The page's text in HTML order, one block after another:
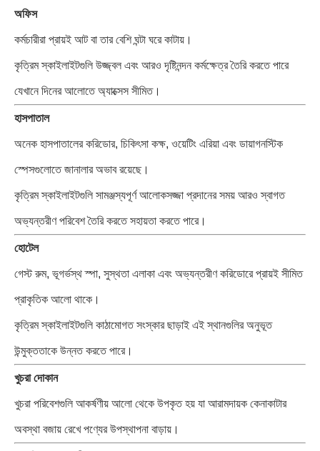
অফিস
কর্মচারীরা প্রায়ই আট বা তার বেশি ঘন্টা ঘরে কাটায়।
কৃত্রিম স্কাইলাইটগুলি উজ্জ্বল এবং আরও দৃষ্টিনন্দন কর্মক্ষেত্র তৈরি করতে পারে
যেখানে দিনের আলোতে অ্যাক্সেস সীমিত।
হাসপাতাল
অনেক হাসপাতালের করিডোর, চিকিৎসা কক্ষ, ওয়েটিং এরিয়া এবং ডায়াগনস্টিক
স্পেসগুলোতে জানালার অভাব রয়েছে।
কৃত্রিম স্কাইলাইটগুলি সামঞ্জস্যপূর্ণ আলোকসজ্জা প্রদানের সময় আরও স্বাগত
অভ্যন্তরীণ পরিবেশ তৈরি করতে সহায়তা করতে পারে।
হোটেল
গেস্ট রুম, ভূগর্ভস্থ স্পা, সুস্থতা এলাকা এবং অভ্যন্তরীণ করিডোরে প্রায়ই সীমিত
প্রাকৃতিক আলো থাকে।
কৃত্রিম স্কাইলাইটগুলি কাঠামোগত সংস্কার ছাড়াই এই স্থানগুলির অনুভূত
উন্মুক্ততাকে উন্নত করতে পারে।
খুচরা দোকান
খুচরা পরিবেশগুলি আকর্ষণীয় আলো থেকে উপকৃত হয় যা আরামদায়ক কেনাকাটার
অবস্থা বজায় রেখে পণ্যের উপস্থাপনা বাড়ায়।